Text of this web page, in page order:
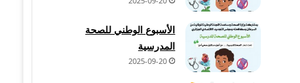
الأسبوع الوطني للصحة
المدرسية
2025-09-20